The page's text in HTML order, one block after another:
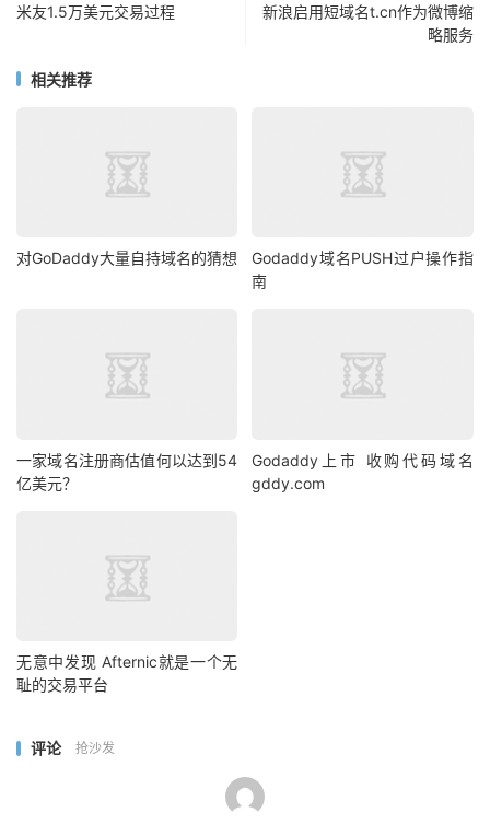
米友1.5万美元交易过程
新浪启用短域名t.cn作为微博缩
略服务
相关推荐
对GoDaddy大量自持域名的猜想
Godaddy域名PUSH过户操作指
南
一家域名注册商估值何以达到54
亿美元？
Godaddy上市 收购代码域名
gddy.com
无意中发现 Afternic就是一个无
耻的交易平台
评论 抢沙发